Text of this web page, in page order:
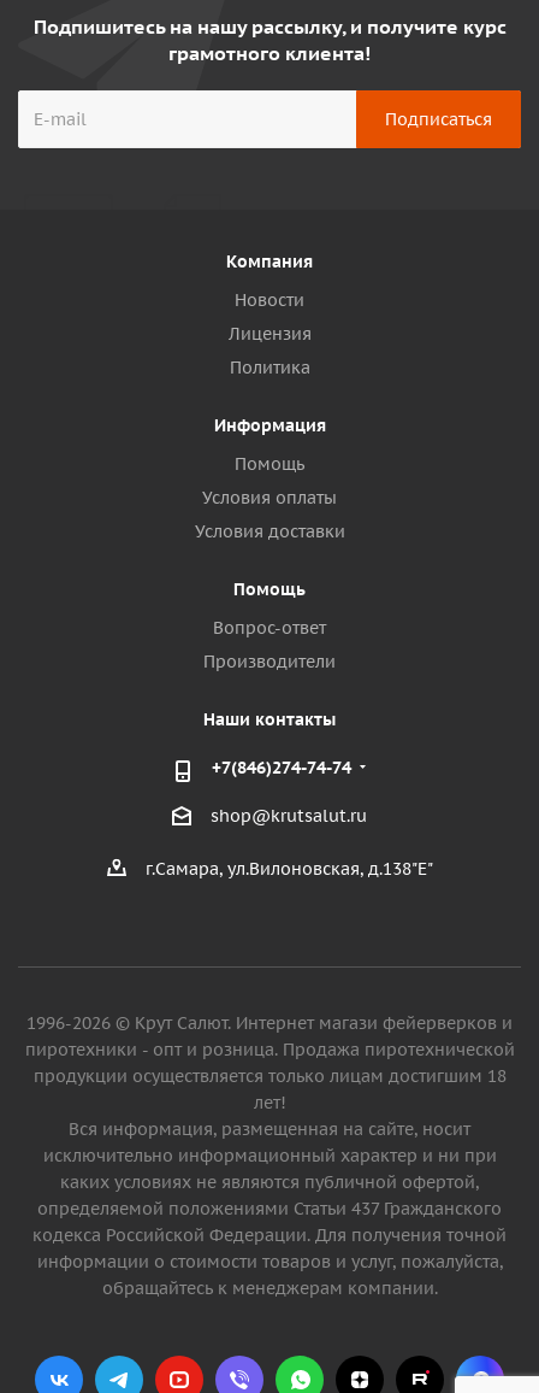
Подпишитесь на нашу рассылку, и получите курс
грамотного клиента!
Компания
Новости
Лицензия
Политика
Информация
Помощь
Условия оплаты
Условия доставки
Помощь
Вопрос-ответ
Производители
Наши контакты
+7(846)274-74-74
shop@krutsalut.ru
г.Самара, ул.Вилоновская, д.138"Е"
1996-2026 © Крут Салют. Интернет магази фейерверков и
пиротехники - опт и розница. Продажа пиротехнической
продукции осуществляется только лицам достигшим 18
лет!
Вся информация, размещенная на сайте, носит
исключительно информационный характер и ни при
каких условиях не являются публичной офертой,
определяемой положениями Статьи 437 Гражданского
кодекса Российской Федерации. Для получения точной
информации о стоимости товаров и услуг, пожалуйста,
обращайтесь к менеджерам компании.